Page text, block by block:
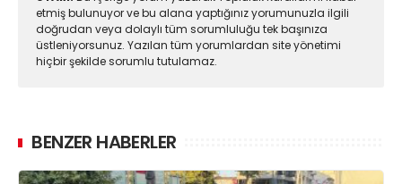
etmiş bulunuyor ve bu alana yaptığınız yorumunuzla ilgili
doğrudan veya dolaylı tüm sorumluluğu tek başınıza
üstleniyorsunuz. Yazılan tüm yorumlardan site yönetimi
hiçbir şekilde sorumlu tutulamaz.
BENZER HABERLER